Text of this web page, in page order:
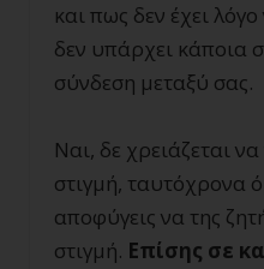
και πως δεν έχει
δεν υπάρχει κάποια
σύνδεση μεταξύ σας.
Ναι, δε χρειάζεται να
στιγμή, ταυτόχρονα
αποφύγεις να της
στιγμή. Επίσης σε